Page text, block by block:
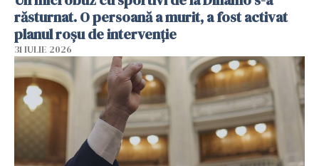
răsturnat. O persoană a murit, a fost activat
planul roșu de intervenție
31 IULIE 2026